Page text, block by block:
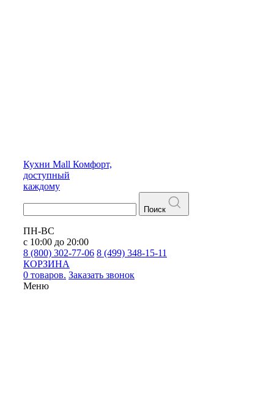
Кухни Mall Комфорт,
доступный
каждому
Поиск
ПН-ВС
с 10:00 до 20:00
8 (800) 302-77-06 8 (499) 348-15-11
КОРЗИНА
0 товаров. Заказать звонок
Меню